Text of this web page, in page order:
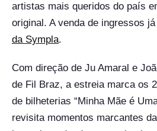
artistas mais queridos do país
original. A venda de ingressos
da Sympla.
Com direção de Ju Amaral e
de Fil Braz, a estreia marca os
de bilheterias “Minha Mãe é
revisita momentos marcantes